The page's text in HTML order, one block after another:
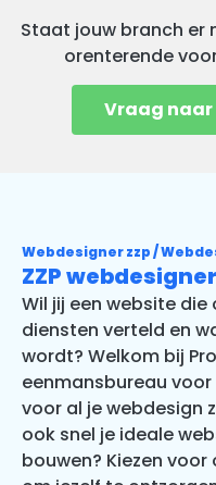
Staat jouw branch er
orenterende
Vraag naar
Webdesigner zzp /
ZZP
Wil jij een website
diensten verteld en
wordt? Welkom bij
eenmansbureau voor
voor al je webdesign
ook snel je ideale
bouwen? Kiezen